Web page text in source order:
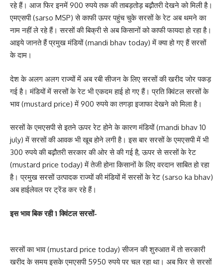
रहे हैं। आज फिर इनमें 900 रुपये तक की ताबड़तोड़ बढ़ौतरी देखने को मिली है।
एमएसपी (sarso MSP) से काफी ऊपर पहुंच चुके सरसों के रेट अब थमने का
नाम नहीं ले रहे हैं। सरसों की बिक्री से अब किसानों को काफी फायदा हो रहा है।
आइये जानते हैं प्रमुख मंडियों (mandi bhav today) में क्या हो गए हैं सरसों
के दाम।
देश के अलग अलग राज्यों में अब रबी सीजन के लिए सरसों की खरीद जोर पकड़
गई है। मंडियों में सरसों के रेट भी एकदम हाई हो गए हैं। प्रति क्विंटल सरसों के
भाव (mustard price) में 900 रुपये का तगड़ा इजाफा देखने को मिला है।
सरसों के एमएसपी से इतने ऊपर रेट होने के कारण मंडियों (mandi bhav 10
july) में सरसों की आवक भी खूब होने लगी है। इस बार सरसों के एमएसपी में भी
300 रुपये की बढ़ौतरी सरकार की ओर से की गई है, ऊपर से सरसों के रेट
(mustard price today) में तेजी होना किसानों के लिए वरदान साबित हो रहा
है। प्रमुख सरसों उत्पादक राज्यों की मंडियों में सरसों के रेट (sarso ka bhav)
अब हाईलेवल पर ट्रेंड कर रहे हैं।
इस भाव बिक रही 1 क्विंटल सरसों-
सरसों का भाव (mustard price today) सीजन की शुरुआत में तो सरकारी
खरीद के समय इसके एमएसपी 5950 रुपये पर चल रहा था। अब फिर से सरसों